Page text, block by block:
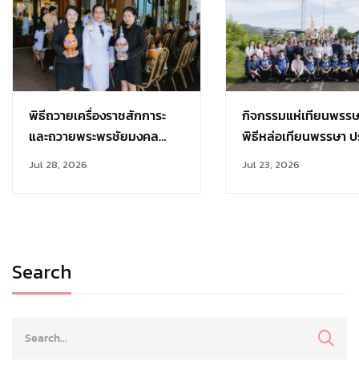
พิธีถวายเครื่องราชสักการะ
และถวายพระพรชัยมงคล
เนื่องในวันเฉลิม
Jul 28, 2026
กิจกรรมแห่เทียนพรร
พิธีหล่อเทียนพรรษา ป
การศึกษา 2569
Jul 23, 2026
Search